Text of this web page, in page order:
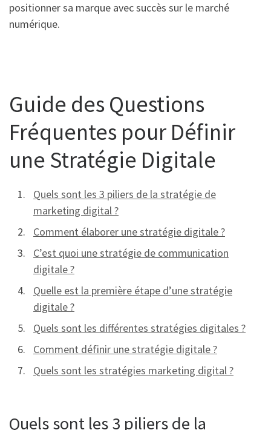
positionner sa marque avec succès sur le marché
numérique.
Guide des Questions
Fréquentes pour Définir
une Stratégie Digitale
Quels sont les 3 piliers de la stratégie de
marketing digital ?
Comment élaborer une stratégie digitale ?
C’est quoi une stratégie de communication
digitale ?
Quelle est la première étape d’une stratégie
digitale ?
Quels sont les différentes stratégies digitales ?
Comment définir une stratégie digitale ?
Quels sont les stratégies marketing digital ?
Quels sont les 3 piliers de la